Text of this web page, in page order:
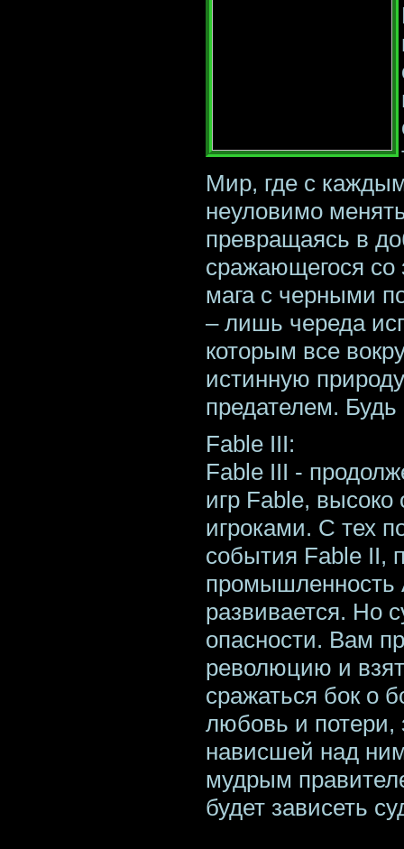
Мир, где с
неуловимо
превращаясь в
сражающегося со
мага с черными
– лишь череда
которым все
истинную
предателем. Будь
Fable III:
Fable III -
игр Fable,
игроками. С тех
события Fable II,
промышленность
развивается. Но
опасности. Вам
революцию и
сражаться бок о
любовь и потери,
нависшей над
мудрым
будет зависеть